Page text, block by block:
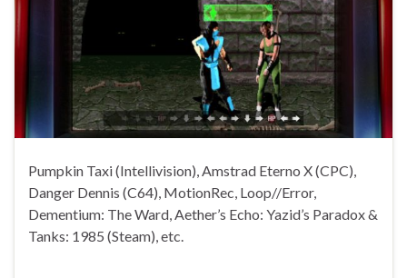
Pumpkin Taxi (Intellivision), Amstrad Eterno X (CPC),
Danger Dennis (C64), MotionRec, Loop//Error,
Dementium: The Ward, Aether’s Echo: Yazid’s Paradox &
Tanks: 1985 (Steam), etc.